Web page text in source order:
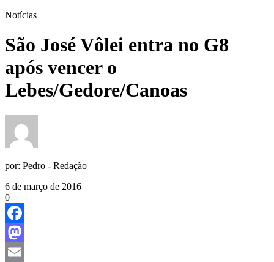
Notícias
São José Vôlei entra no G8
após vencer o
Lebes/Gedore/Canoas
por: Pedro - Redação
6 de março de 2016
0
Facebook
Mastodon